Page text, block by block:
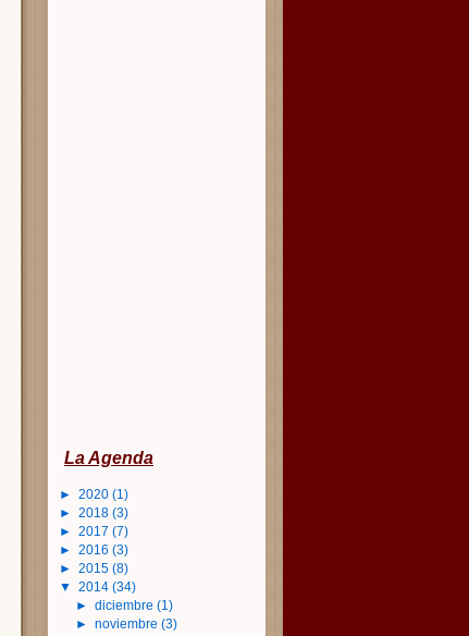
La Agenda
► 2020 (1)
► 2018 (3)
► 2017 (7)
► 2016 (3)
► 2015 (8)
▼ 2014 (34)
► diciembre (1)
► noviembre (3)